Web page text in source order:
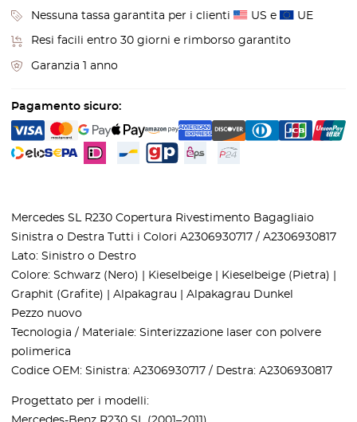
Nessuna tassa garantita per i clienti US e UE
Resi facili entro 30 giorni e rimborso garantito
Garanzia 1 anno
Pagamento sicuro:
Mercedes SL R230 Copertura Rivestimento Bagagliaio
Sinistra o Destra Tutti i Colori A2306930717 / A2306930817
Lato: Sinistro o Destro
Colore: Schwarz (Nero) | Kieselbeige | Kieselbeige (Pietra) |
Graphit (Grafite) | Alpakagrau | Alpakagrau Dunkel
Pezzo nuovo
Tecnologia / Materiale: Sinterizzazione laser con polvere
polimerica
Codice OEM: Sinistra: A2306930717 / Destra: A2306930817
Progettato per i modelli: